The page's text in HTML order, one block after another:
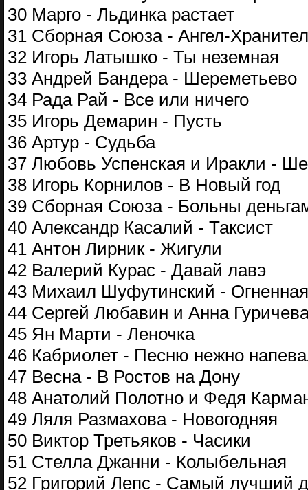
30 Марго - Льдинка растает
31 Сборная Союза - Ангел-
32 Игорь Латышко - Ты неземная
33 Андрей Бандера - Шереметьево
34 Рада Рай - Все или ничего
35 Игорь Демарин - Пусть
36 Артур - Судьба
37 Любовь Успенская и Иракли -
38 Игорь Корнилов - В Новый год
39 Сборная Союза - Больны
40 Александр Касалий - Таксист
41 Антон Лирник - Жигули
42 Валерий Курас - Давай лавэ
43 Михаил Шуфутинский -
44 Сергей Любавин и Анна
45 Ян Марти - Леночка
46 Кабриолет - Песню нежно
47 Весна - В Ростов на Дону
48 Анатолий Полотно и Федя
49 Ляля Размахова - Новогодняя
50 Виктор Третьяков - Часики
51 Стелла Джанни - Колыбельная
52 Григорий Лепс - Самый лучший